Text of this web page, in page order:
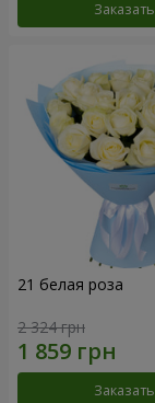
Заказать
21 белая роза
2 324 грн
Заказать